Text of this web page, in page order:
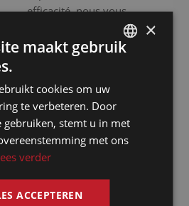
efficacité, nous vous
assurons une approche
professionnelle. Nous
interprètes
expérimentés, nous
mettons aussi à votre
disposition un
équipement audiovisuel
haut de gamme pour
que votre événement se
FRENCH
×
maakt gebruik
cookies om uw
te verbeteren. Door
gebruiken, stemt u in met
met ons
verder
ACCEPTEREN